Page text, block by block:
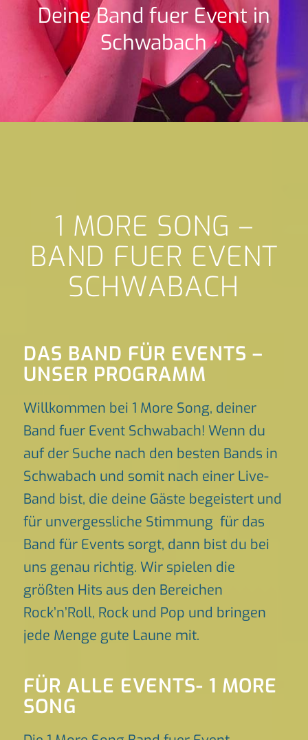
Deine Band fuer Event in
Schwabach
1 MORE SONG –
BAND FUER EVENT
SCHWABACH
DAS BAND FÜR EVENTS –
UNSER PROGRAMM
Willkommen bei 1 More Song, deiner
Band fuer Event Schwabach! Wenn du
auf der Suche nach den besten Bands in
Schwabach und somit nach einer Live-
Band bist, die deine Gäste begeistert und
für unvergessliche Stimmung für das
Band für Events sorgt, dann bist du bei
uns genau richtig. Wir spielen die
größten Hits aus den Bereichen
Rock’n’Roll, Rock und Pop und bringen
jede Menge gute Laune mit.
FÜR ALLE EVENTS- 1 MORE
SONG